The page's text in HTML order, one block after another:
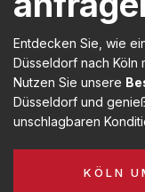
Entdecken Sie, wie
Düsseldorf nach Köln
Nutzen Sie unsere
Düsseldorf und
unschlagbaren
KÖLN